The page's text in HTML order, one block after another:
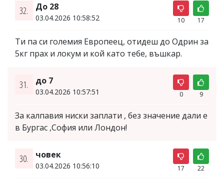
32. До 28
03.04.2026 10:58:52 10 17
Ти па си големия Европеец, отидеш до Одрин за
5кг прах и локум и кой като тебе, въшкар.
31. до 7
03.04.2026 10:57:51 0 9
За калпавия ниски заплати , без значение дали е
в Бургас ,София или Лондон!
30. човек
03.04.2026 10:56:10 17 22